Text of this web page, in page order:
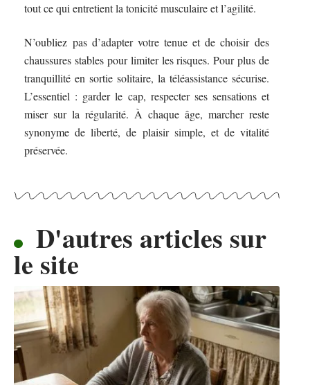
tout ce qui entretient la tonicité musculaire et l’agilité.
N’oubliez pas d’adapter votre tenue et de choisir des
chaussures stables pour limiter les risques. Pour plus de
tranquillité en sortie solitaire, la téléassistance sécurise.
L’essentiel : garder le cap, respecter ses sensations et
miser sur la régularité. À chaque âge, marcher reste
synonyme de liberté, de plaisir simple, et de vitalité
préservée.
D'autres articles sur
le site